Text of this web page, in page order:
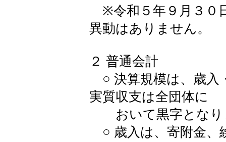
※令和５年９月３０
異動はありません。
２ 普通会計
○ 決算規模は、歳入
実質収支は全団体に
おいて黒字となり
○ 歳入は、寄附金、